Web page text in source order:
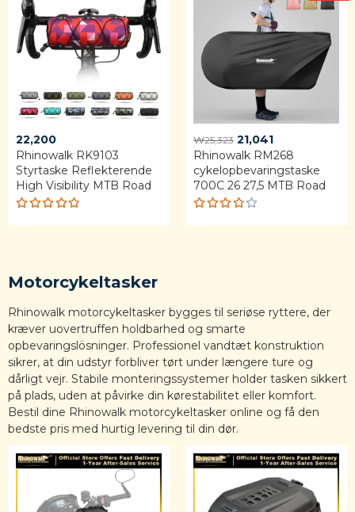
22,200
Rhinowalk RK9103 ​​
Styrtaske Reflekterende
High Visibility MTB Road
Rated
₩25,323 Original
price
was:
₩25,323.
21,041Current
price
is:
₩21,041.
Rhinowalk RM268
cykelopbevaringstaske
700C 26 27,5 MTB Road
Rated
Motorcykeltasker
Rhinowalk motorcykeltasker bygges til seriøse ryttere, der
kræver uovertruffen holdbarhed og smarte
opbevaringslösninger. Professionel vandtæt konstruktion
sikrer, at din udstyr forbliver tørt under længere ture og
dårligt vejr. Stabile monteringssystemer holder tasken sikkert
på plads, uden at påvirke din kørestabilitet eller komfort.
Bestil dine Rhinowalk motorcykeltasker online og få den
bedste pris med hurtig levering til din dør.